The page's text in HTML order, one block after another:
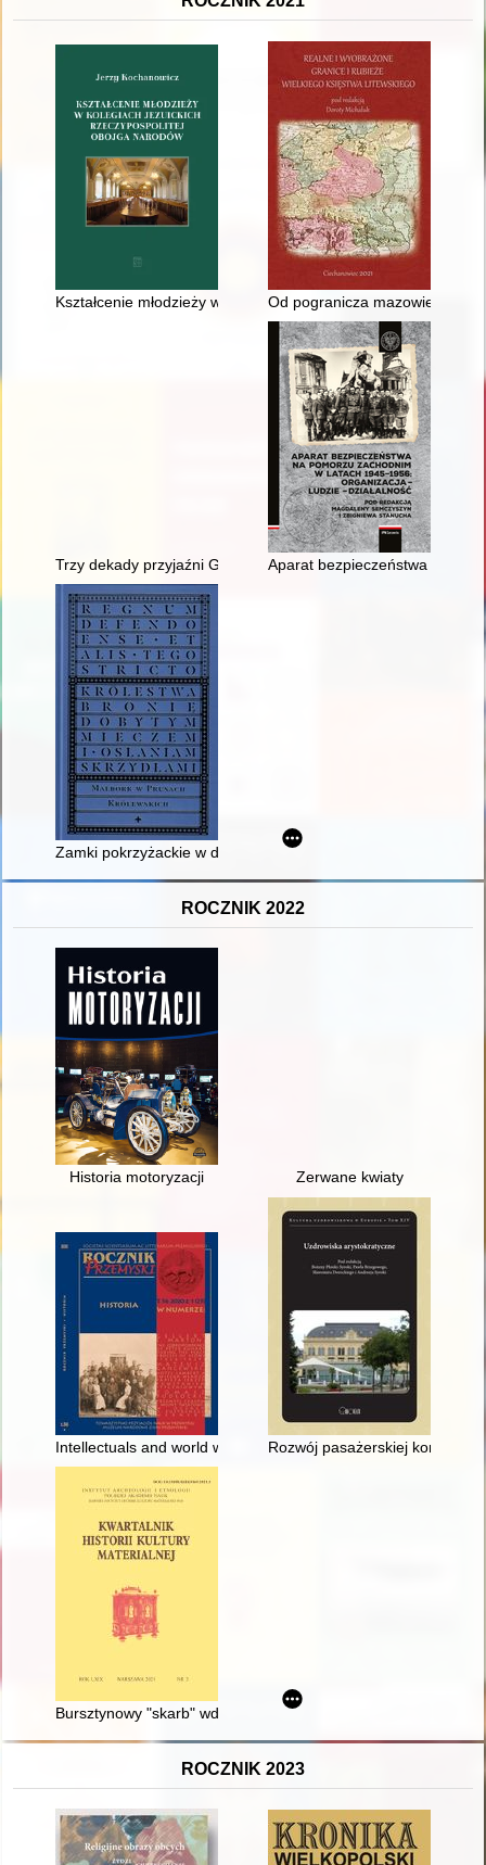
Kształcenie młodzieży w kolegiach jezuickichOd pogranicza mazowiecko-
Trzy dekady przyjaźni Gminy Celestynów i gminy Clapiers
Aparat bezpieczeństwa na
Zamki pokrzyżackie w dobie Prus Królewskich :
ROCZNIK 2022
Historia motoryzacji Zerwane kwiaty
Intellectuals and world war I - recenzja]Rozwój pasażerskiej
Bursztynowy "skarb" wdowy Christiny Dentler : przyczynek
ROCZNIK 2023